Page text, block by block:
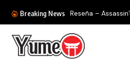
Breaking News Reseña –